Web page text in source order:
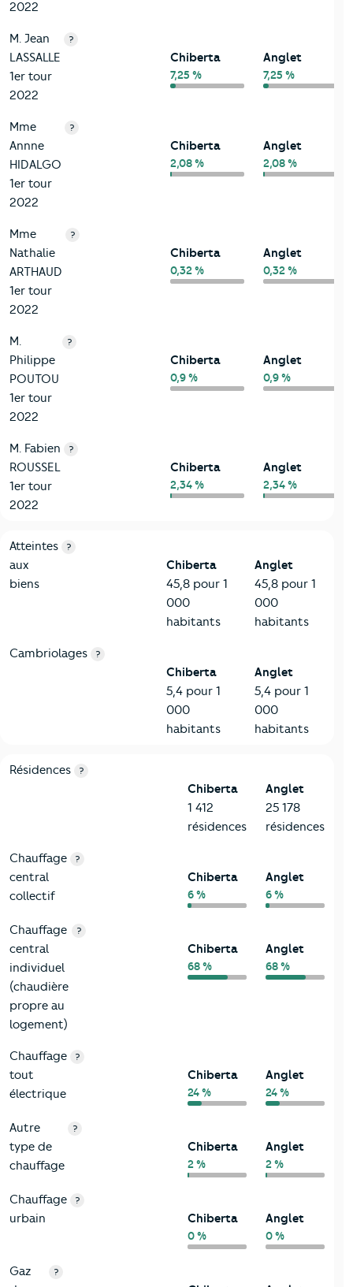
2022
M. Jean
LASSALLE
1er tour
2022
?
Chiberta
7,25 %
Anglet
7,25 %
Mme
Annne
HIDALGO
1er tour
2022
?
Chiberta
2,08 %
Anglet
2,08 %
Mme
Nathalie
ARTHAUD
1er tour
2022
?
Chiberta
0,32 %
Anglet
0,32 %
M.
Philippe
POUTOU
1er tour
2022
?
Chiberta
0,9 %
Anglet
0,9 %
M. Fabien
ROUSSEL
1er tour
2022
?
Chiberta
2,34 %
Anglet
2,34 %
7-Sécurité
Critères
Atteintes
aux
biens
?
Chiberta
45,8 pour 1
000
habitants
Anglet
45,8 pour 1
000
habitants
Cambriolages ?
Chiberta
5,4 pour 1
000
habitants
Anglet
5,4 pour 1
000
habitants
8-Chauffage
Critères Chiberta
Résidences ?
Chiberta
1 412
résidences
Anglet
25 178
résidences
Chauffage
central
collectif
?
Chiberta
6 %
Anglet
6 %
Chauffage
central
individuel
(chaudière
propre au
logement)
?
Chiberta
68 %
Anglet
68 %
Chauffage
tout
électrique
?
Chiberta
24 %
Anglet
24 %
Autre
type de
chauffage
?
Chiberta
2 %
Anglet
2 %
Chauffage
urbain
?
Chiberta
0 %
Anglet
0 %
Gaz
?